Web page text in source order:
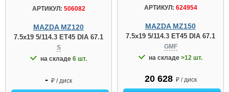
АРТИКУЛ: 506082
MAZDA MZ120
7.5x19 5/114.3 ET45 DIA 67.1
S
на складе 6 шт.
- ₽ / диск
АРТИКУЛ: 624954
MAZDA MZ150
7.5x19 5/114.3 ET45 DIA 67.1
GMF
на складе >12 шт.
20 628 ₽ / диск